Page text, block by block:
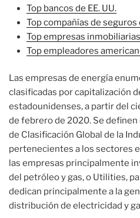
Top bancos de EE. UU.
Top compañías de seguros
Top empresas inmobiliarias
Top empleadores
Las empresas de energía
clasificadas por capitalización
estadounidenses, a partir del
de febrero de 2020. Se
de Clasificación Global de la
pertenecientes a los sectores
las empresas principalmente
del petróleo y gas, o Utilities,
dedican principalmente a la
distribución de electricidad y